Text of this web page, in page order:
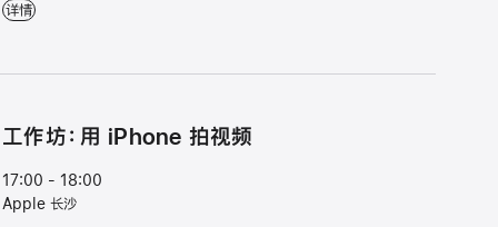
工⁠作⁠坊⁠：在 iPad 上用 Apple Pencil 绘⁠画 - 15:00 - 16:00 - Apple 长沙
详情
工⁠作⁠坊⁠：用 iPhone 拍视⁠频
17:00 - 18:00
Apple 长沙